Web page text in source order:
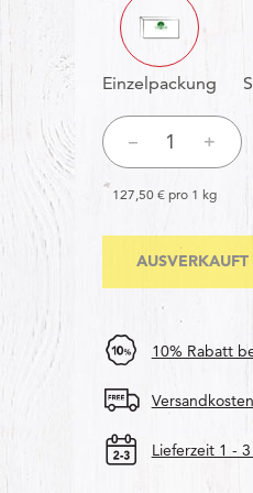
Einzelpackung
– +
127,50 € pro 1 kg
AUSVERKAUFT
10% Rabatt
Lieferzeit 1 - 3